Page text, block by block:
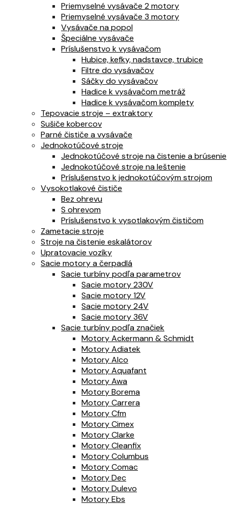
Priemyselné vysávače 2 motory
Priemyselné vysávače 3 motory
Vysávače na popol
Špeciálne vysávače
Príslušenstvo k vysávačom
Hubice, kefky, nadstavce, trubice
Filtre do vysávačov
Sáčky do vysávačov
Hadice k vysávačom metráž
Hadice k vysávačom komplety
Tepovacie stroje – extraktory
Sušiče kobercov
Parné čističe a vysávače
Jednokotúčové stroje
Jednokotúčové stroje na čistenie a brúsenie
Jednokotúčové stroje na leštenie
Príslušenstvo k jednokotúčovým strojom
Vysokotlakové čističe
Bez ohrevu
S ohrevom
Príslušenstvo k vysotlakovým čističom
Zametacie stroje
Stroje na čistenie eskalátorov
Upratovacie vozíky
Sacie motory a čerpadlá
Sacie turbíny podľa parametrov
Sacie motory 230V
Sacie motory 12V
Sacie motory 24V
Sacie motory 36V
Sacie turbíny podľa značiek
Motory Ackermann & Schmidt
Motory Adiatek
Motory Alco
Motory Aquafant
Motory Awa
Motory Borema
Motory Carrera
Motory Cfm
Motory Cimex
Motory Clarke
Motory Cleanfix
Motory Columbus
Motory Comac
Motory Dec
Motory Dulevo
Motory Ebs